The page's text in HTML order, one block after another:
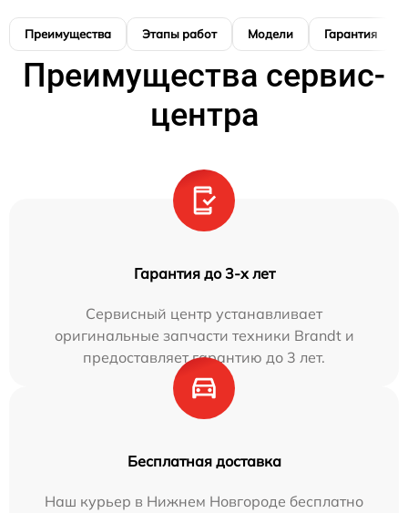
Преимущества Этапы работ Модели Гарантия
Преимущества сервис-
центра
Гарантия до 3-х лет
Сервисный центр устанавливает
оригинальные запчасти техники Brandt и
предоставляет гарантию до 3 лет.
Бесплатная доставка
Наш курьер в Нижнем Новгороде бесплатно